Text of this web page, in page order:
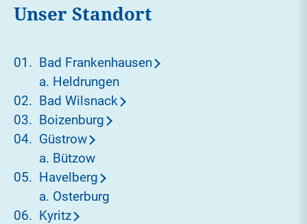
Unser Standort
Bad Frankenhausen
a. Heldrungen
Bad Wilsnack
Boizenburg
Güstrow
a. Bützow
Havelberg
a. Osterburg
Kyritz